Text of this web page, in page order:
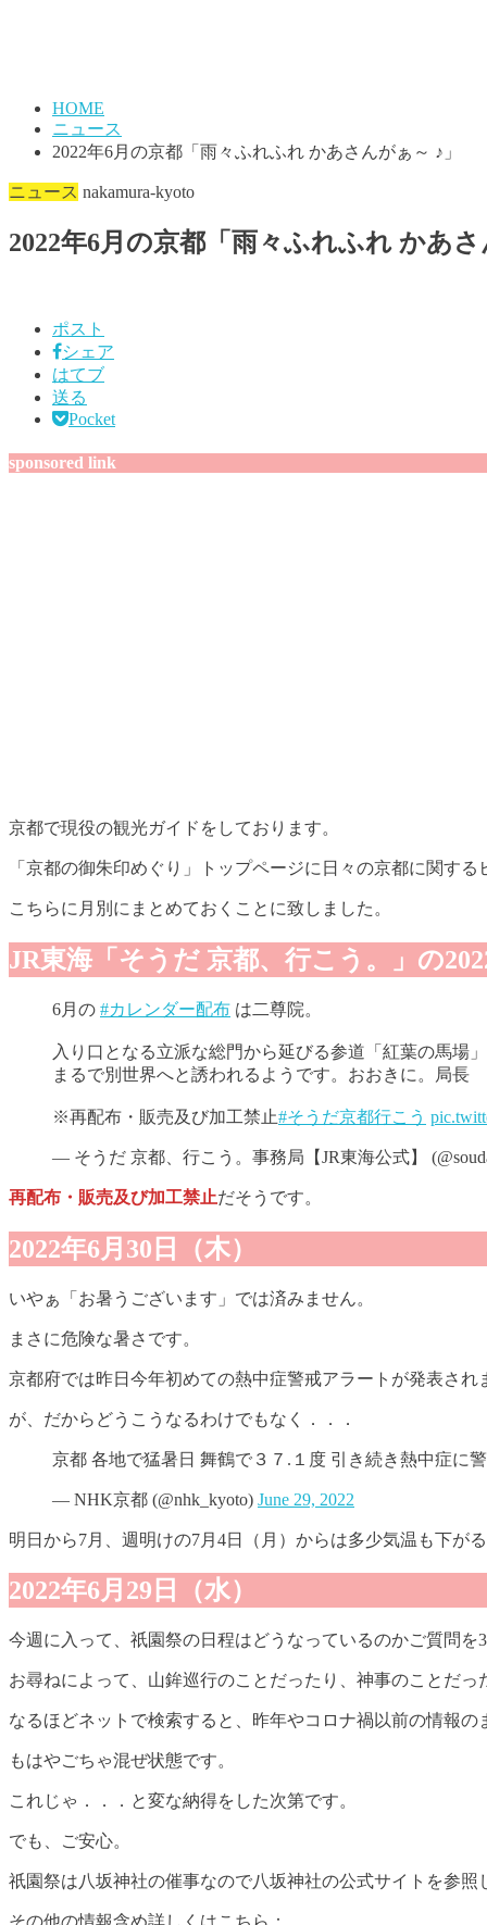
HOME
ニュース
2022年6月の京都「雨々ふれふれ かあさんがぁ～ ♪」
ニュース nakamura-kyoto
2022年6月の京都「雨々ふれふれ かあ
ポスト
シェア
はてブ
送る
Pocket
sponsored link
京都で現役の観光ガイドをしております。
「京都の御朱印めぐり」トップページに日々の京都に関す
こちらに月別にまとめておくことに致しました。
JR東海「そうだ 京都、行こう。」の
6月の #カレンダー配布 は二尊院。​
入り口となる立派な総門から延びる参道「紅葉の馬場
まるで別世界へと誘われるようです。おおきに。局長​
※再配布・販売及び加工禁止​#そうだ京都行こう
— そうだ 京都、行こう。事務局【JR東海公式】
再配布・販売及び加工禁止だそうです。
2022年6月30日（木）
いやぁ「お暑うございます」では済みません。
まさに危険な暑さです。
京都府では昨日今年初めての熱中症警戒アラートが発表され
が、だからどうこうなるわけでもなく．．．
京都 各地で猛暑日 舞鶴で３７.１度 引き続き熱中症に
— NHK京都 (@nhk_kyoto) June 29, 2022
明日から7月、週明けの7月4日（月）からは多少気温も下が
2022年6月29日（水）
今週に入って、祇園祭の日程はどうなっているのかご質問を
お尋ねによって、山鉾巡行のことだったり、神事のことだっ
なるほどネットで検索すると、昨年やコロナ禍以前の情報の
もはやごちゃ混ぜ状態です。
これじゃ．．．と変な納得をした次第です。
でも、ご安心。
祇園祭は八坂神社の催事なので八坂神社の公式サイトを参照